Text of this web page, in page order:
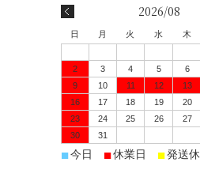
2026/08
日 月 火 水 木
2
3 4 5 6
9
10 11 12 13
16
17 18 19 20
23
24 25 26 27
30
31
■今日 ■休業日 ■発送休